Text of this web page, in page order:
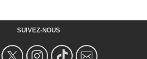
SUIVEZ-NOUS